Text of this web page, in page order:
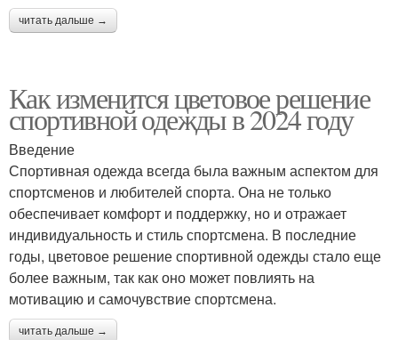
читать дальше →
Как изменится цветовое решение
спортивной одежды в 2024 году
Введение
Спортивная одежда всегда была важным аспектом для
спортсменов и любителей спорта. Она не только
обеспечивает комфорт и поддержку, но и отражает
индивидуальность и стиль спортсмена. В последние
годы, цветовое решение спортивной одежды стало еще
более важным, так как оно может повлиять на
мотивацию и самочувствие спортсмена.
читать дальше →